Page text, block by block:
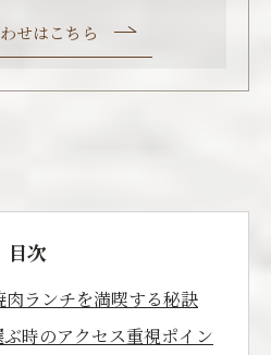
せはこちら
目次
肉ランチを満喫する秘訣
時のアクセス重視ポイン